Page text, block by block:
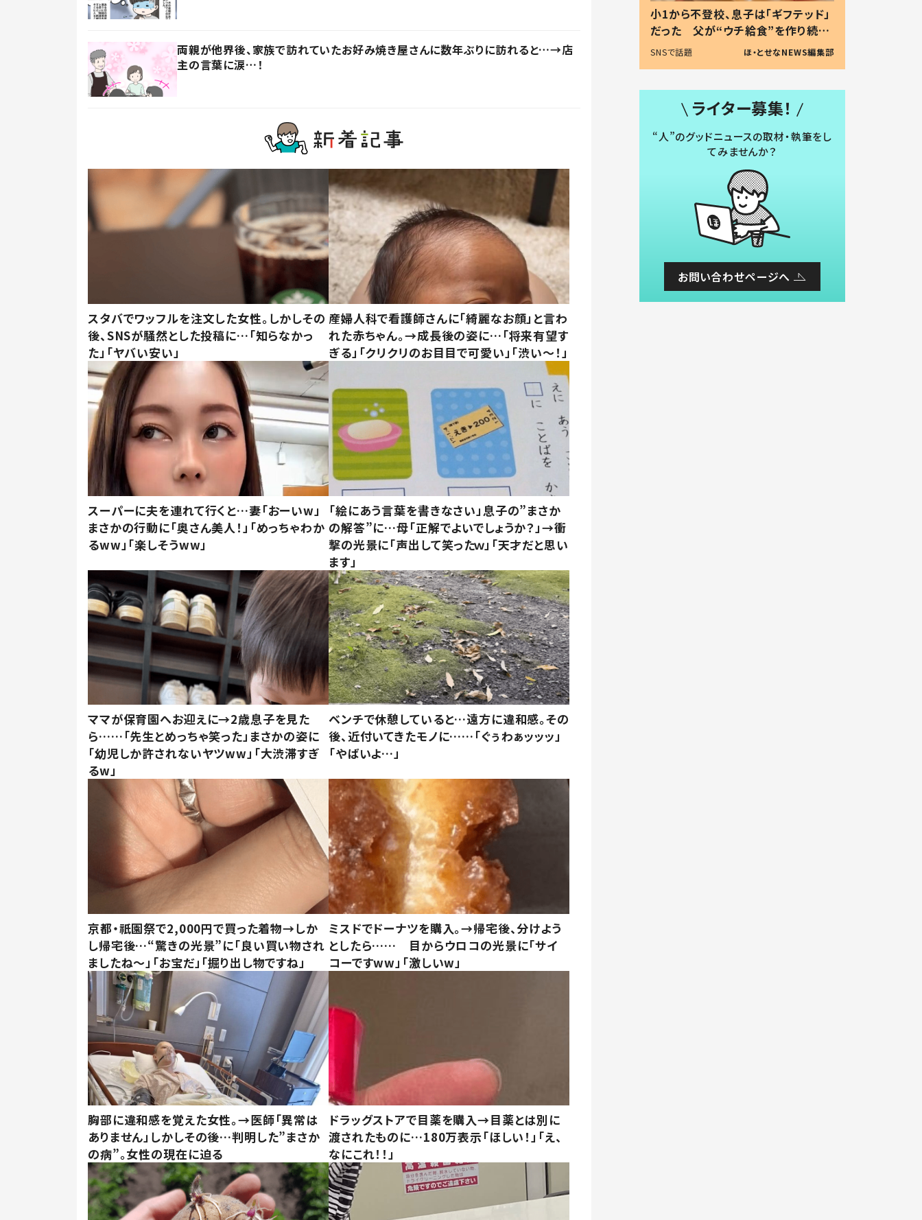
両親が他界後、家族で訪れていたお好み焼き屋さんに数年ぶりに訪れると…→店
主の言葉に涙…！
スタバでワッフルを注文した女性。しかしその
後、SNSが騒然とした投稿に…「知らなかっ
た」「ヤバい安い」
産婦人科で看護師さんに「綺麗なお顔」と言わ
れた赤ちゃん。→成長後の姿に…「将来有望す
ぎる」「クリクリのお目目で可愛い」「渋い～！」
スーパーに夫を連れて行くと…妻「おーいw」
まさかの行動に「奥さん美人！」「めっちゃわか
るww」「楽しそうww」
「絵にあう言葉を書きなさい」息子の”まさか
の解答”に…母「正解でよいでしょうか？」→衝
撃の光景に「声出して笑ったｗ」「天才だと思い
ます」
ママが保育園へお迎えに→2歳息子を見た
ら……「先生とめっちゃ笑った」まさかの姿に
「幼児しか許されないヤツww」「大渋滞すぎ
るw」
ベンチで休憩していると…遠方に違和感。その
後、近付いてきたモノに……「ぐぅわぁッッッ」
「やばいよ…」
京都・祇園祭で2,000円で買った着物→しか
し帰宅後…“驚きの光景”に「良い買い物され
ましたね～」「お宝だ」「掘り出し物ですね」
ミスドでドーナツを購入。→帰宅後、分けよう
としたら…… 目からウロコの光景に「サイ
コーですww」「激しいw」
胸部に違和感を覚えた女性。→医師「異常は
ありません」しかしその後…判明した”まさか
の病”。女性の現在に迫る
ドラッグストアで目薬を購入→目薬とは別に
渡されたものに…180万表示「ほしい！」「え、
なにこれ！！」
小1から不登校、息子は「ギフテッド」
だった 父が“ウチ給食”を作り続け
る理由とは #令和の親 #令和の子
SNSで話題 ほ・とせなNEWS編集部
ライター募集！
“人”のグッドニュースの取材・執筆をし
てみませんか？
お問い合わせページへ